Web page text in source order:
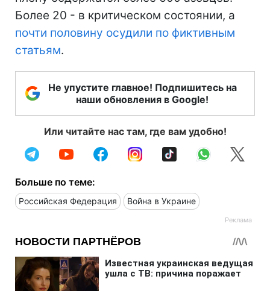
Более 20 - в критическом состоянии, а
почти половину осудили по фиктивным
статьям.
Не упустите главное! Подпишитесь на
наши обновления в Google!
Или читайте нас там, где вам удобно!
Больше по теме:
Российская Федерация Война в Украине